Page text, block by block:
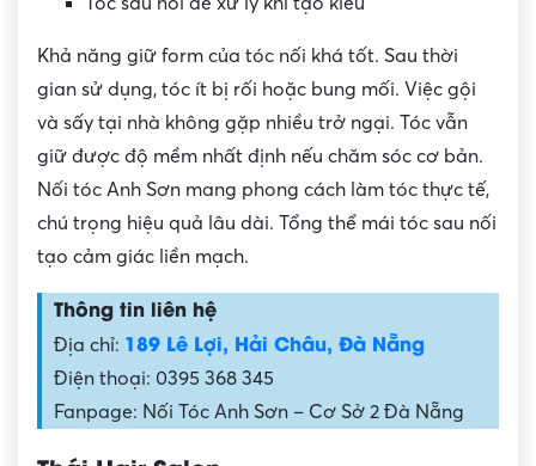
Khả năng giữ form của tóc nối khá tốt. Sau thời
gian sử dụng, tóc ít bị rối hoặc bung mối. Việc gội
và sấy tại nhà không gặp nhiều trở ngại. Tóc vẫn
giữ được độ mềm nhất định nếu chăm sóc cơ bản.
Nối tóc Anh Sơn mang phong cách làm tóc thực tế,
chú trọng hiệu quả lâu dài. Tổng thể mái tóc sau nối
tạo cảm giác liền mạch.
Thông tin liên hệ
Địa chỉ: 189 Lê Lợi, Hải Châu, Đà Nẵng
Điện thoại: 0395 368 345
Fanpage: Nối Tóc Anh Sơn – Cơ Sở 2 Đà Nẵng